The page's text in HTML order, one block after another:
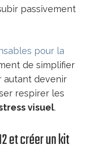
passivement
pour la
de simplifier
autant devenir
respirer les
visuel.
et créer un kit